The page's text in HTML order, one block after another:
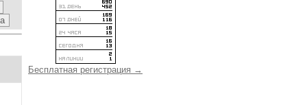
Бесплатная регистрация →